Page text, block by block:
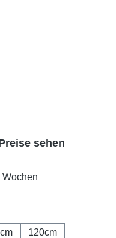
sehen
Wochen
120cm